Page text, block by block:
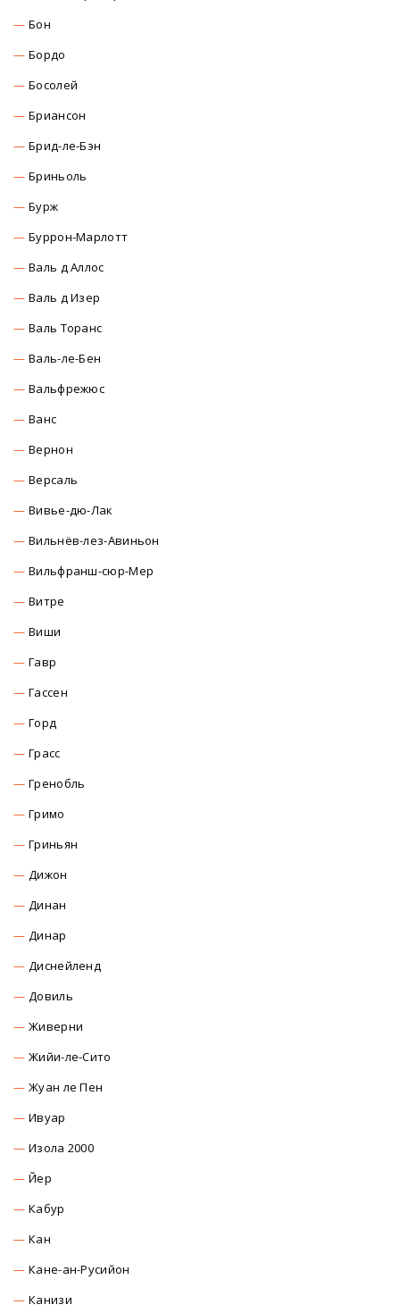
Бон
Бордо
Босолей
Бриансон
Брид-ле-Бэн
Бриньоль
Бурж
Буррон-Марлотт
Валь д Аллос
Валь д Изер
Валь Торанс
Валь-ле-Бен
Вальфрежюс
Ванс
Вернон
Версаль
Вивье-дю-Лак
Вильнёв-лез-Авиньон
Вильфранш-сюр-Мер
Витре
Виши
Гавр
Гассен
Горд
Грасс
Гренобль
Гримо
Гриньян
Дижон
Динан
Динар
Диснейленд
Довиль
Живерни
Жийи-ле-Сито
Жуан ле Пен
Ивуар
Изола 2000
Йер
Кабур
Кан
Кане-ан-Русийон
Канизи